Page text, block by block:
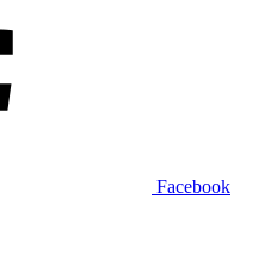
Facebook